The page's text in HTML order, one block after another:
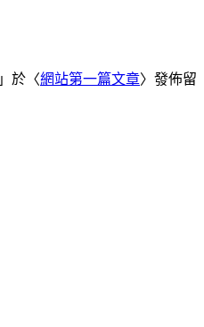
」於〈網站第一篇文章〉發佈留